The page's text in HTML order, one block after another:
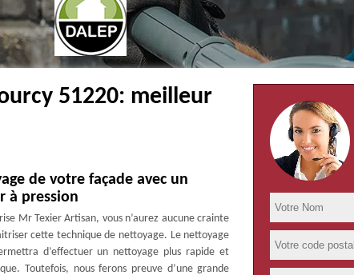
51220: meilleur
de votre façade avec un
à pression
Mr Texier Artisan, vous n’aurez aucune crainte
cette technique de nettoyage. Le nettoyage
d’effectuer un nettoyage plus rapide et
Toutefois, nous ferons preuve d’une grande